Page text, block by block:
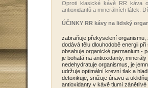
Oproti klasické kávě RR káva
antioxidantů a minerálních látek.
ÚČINKY RR kávy na lidský
zabraňuje překyselení
dodává tělu dlouhodobě energii
obsahuje organické germanium -
je bohatá na antioxidanty,
nedehydratuje organismus, je
udržuje optimální krevní tlak a
detoxikuje, snižuje únavu a
antioxidanty v kávě tlumí